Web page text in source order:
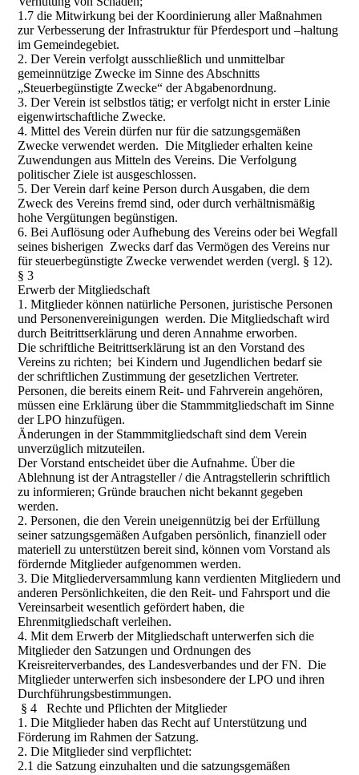
1.7 die Mitwirkung bei der Koordinierung aller Maßnahmen
zur Verbesserung der Infrastruktur für Pferdesport und –haltung
im Gemeindegebiet.
2. Der Verein verfolgt ausschließlich und unmittelbar
gemeinnützige Zwecke im Sinne des Abschnitts
„Steuerbegünstigte Zwecke“ der Abgabenordnung.
3. Der Verein ist selbstlos tätig; er verfolgt nicht in erster Linie
eigenwirtschaftliche Zwecke.
4. Mittel des Verein dürfen nur für die satzungsgemäßen
Zwecke verwendet werden. Die Mitglieder erhalten keine
Zuwendungen aus Mitteln des Vereins. Die Verfolgung
politischer Ziele ist ausgeschlossen.
5. Der Verein darf keine Person durch Ausgaben, die dem
Zweck des Vereins fremd sind, oder durch verhältnismäßig
hohe Vergütungen begünstigen.
6. Bei Auflösung oder Aufhebung des Vereins oder bei Wegfall
seines bisherigen Zwecks darf das Vermögen des Vereins nur
für steuerbegünstigte Zwecke verwendet werden (vergl. § 12).
§ 3
Erwerb der Mitgliedschaft
1. Mitglieder können natürliche Personen, juristische Personen
und Personenvereinigungen werden. Die Mitgliedschaft wird
durch Beitrittserklärung und deren Annahme erworben.
Die schriftliche Beitrittserklärung ist an den Vorstand des
Vereins zu richten; bei Kindern und Jugendlichen bedarf sie
der schriftlichen Zustimmung der gesetzlichen Vertreter.
Personen, die bereits einem Reit- und Fahrverein angehören,
müssen eine Erklärung über die Stammmitgliedschaft im Sinne
der LPO hinzufügen.
Änderungen in der Stammmitgliedschaft sind dem Verein
unverzüglich mitzuteilen.
Der Vorstand entscheidet über die Aufnahme. Über die
Ablehnung ist der Antragsteller / die Antragstellerin schriftlich
zu informieren; Gründe brauchen nicht bekannt gegeben
werden.
2. Personen, die den Verein uneigennützig bei der Erfüllung
seiner satzungsgemäßen Aufgaben persönlich, finanziell oder
materiell zu unterstützen bereit sind, können vom Vorstand als
fördernde Mitglieder aufgenommen werden.
3. Die Mitgliederversammlung kann verdienten Mitgliedern und
anderen Persönlichkeiten, die den Reit- und Fahrsport und die
Vereinsarbeit wesentlich gefördert haben, die
Ehrenmitgliedschaft verleihen.
4. Mit dem Erwerb der Mitgliedschaft unterwerfen sich die
Mitglieder den Satzungen und Ordnungen des
Kreisreiterverbandes, des Landesverbandes und der FN. Die
Mitglieder unterwerfen sich insbesondere der LPO und ihren
Durchführungsbestimmungen.
§ 4 Rechte und Pflichten der Mitglieder
1. Die Mitglieder haben das Recht auf Unterstützung und
Förderung im Rahmen der Satzung.
2. Die Mitglieder sind verpflichtet:
2.1 die Satzung einzuhalten und die satzungsgemäßen